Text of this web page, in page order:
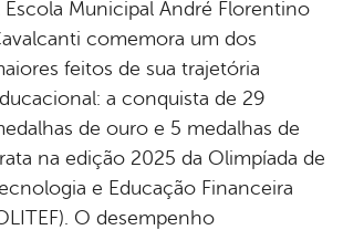
Escola Municipal André Florentino
comemora um dos
feitos de sua trajetória
a conquista de 29
de ouro e 5 medalhas de
na edição 2025 da Olimpíada de
e Educação Financeira
O desempenho